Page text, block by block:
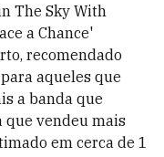
The Sky With
a Chance'
recomendado
aqueles que
a banda que
que vendeu mais
em cerca de 1